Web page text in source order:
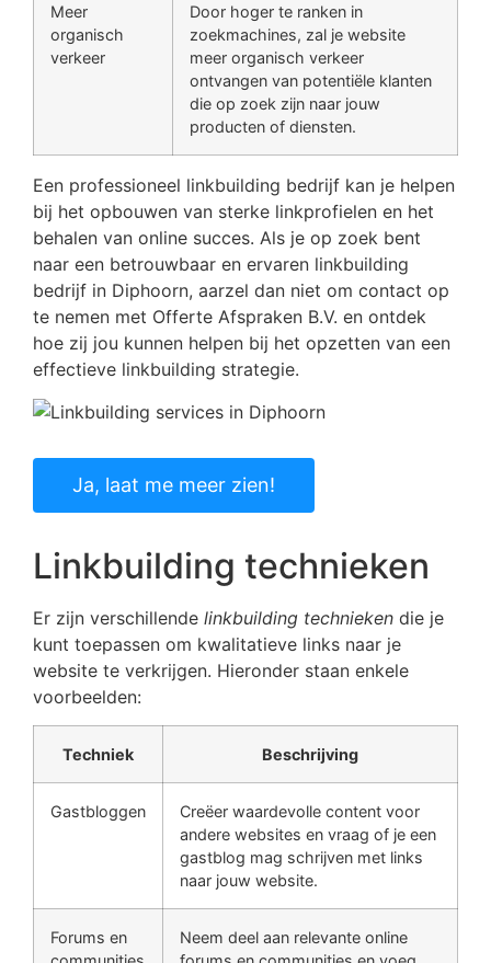
Meer
organisch
verkeer
Door hoger te ranken in
zoekmachines, zal je website
meer organisch verkeer
ontvangen van potentiële klanten
die op zoek zijn naar jouw
producten of diensten.
Een professioneel linkbuilding bedrijf kan je helpen
bij het opbouwen van sterke linkprofielen en het
behalen van online succes. Als je op zoek bent
naar een betrouwbaar en ervaren linkbuilding
bedrijf in Diphoorn, aarzel dan niet om contact op
te nemen met Offerte Afspraken B.V. en ontdek
hoe zij jou kunnen helpen bij het opzetten van een
effectieve linkbuilding strategie.
Ja, laat me meer zien!
Linkbuilding technieken
Er zijn verschillende linkbuilding technieken die je
kunt toepassen om kwalitatieve links naar je
website te verkrijgen. Hieronder staan enkele
voorbeelden:
Techniek Beschrijving
Gastbloggen
Creëer waardevolle content voor
andere websites en vraag of je een
gastblog mag schrijven met links
naar jouw website.
Forums en
Neem deel aan relevante online